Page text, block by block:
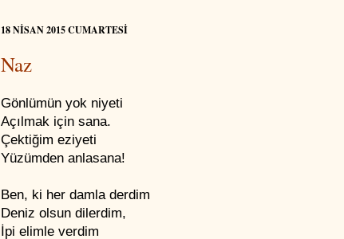
18 NISAN 2015 CUMARTESI
Naz
Gönlümün yok niyeti
Açılmak için sana.
Çektiğim eziyeti
Yüzümden anlasana!
Ben, ki her damla derdim
Deniz olsun dilerdim,
İpi elimle verdim